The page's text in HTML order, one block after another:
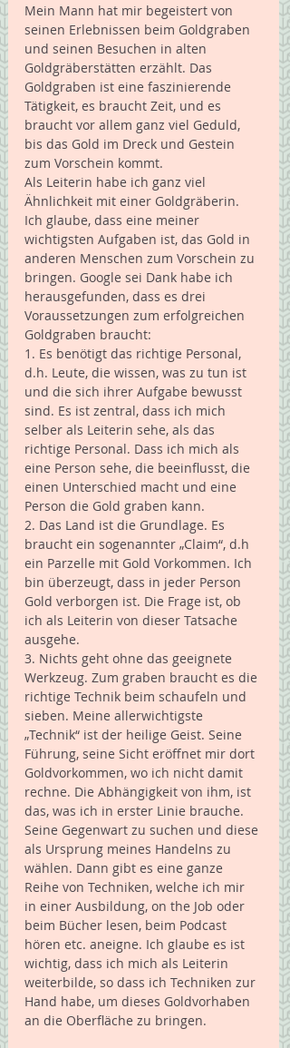
Mein Mann hat mir begeistert von
seinen Erlebnissen beim Goldgraben
und seinen Besuchen in alten
Goldgräberstätten erzählt. Das
Goldgraben ist eine faszinierende
Tätigkeit, es braucht Zeit, und es
braucht vor allem ganz viel Geduld,
bis das Gold im Dreck und Gestein
zum Vorschein kommt.
Als Leiterin habe ich ganz viel
Ähnlichkeit mit einer Goldgräberin.
Ich glaube, dass eine meiner
wichtigsten Aufgaben ist, das Gold in
anderen Menschen zum Vorschein zu
bringen. Google sei Dank habe ich
herausgefunden, dass es drei
Voraussetzungen zum erfolgreichen
Goldgraben braucht:
1. Es benötigt das richtige Personal,
d.h. Leute, die wissen, was zu tun ist
und die sich ihrer Aufgabe bewusst
sind. Es ist zentral, dass ich mich
selber als Leiterin sehe, als das
richtige Personal. Dass ich mich als
eine Person sehe, die beeinflusst, die
einen Unterschied macht und eine
Person die Gold graben kann.
2. Das Land ist die Grundlage. Es
braucht ein sogenannter „Claim“, d.h
ein Parzelle mit Gold Vorkommen. Ich
bin überzeugt, dass in jeder Person
Gold verborgen ist. Die Frage ist, ob
ich als Leiterin von dieser Tatsache
ausgehe.
3. Nichts geht ohne das geeignete
Werkzeug. Zum graben braucht es die
richtige Technik beim schaufeln und
sieben. Meine allerwichtigste
„Technik“ ist der heilige Geist. Seine
Führung, seine Sicht eröffnet mir dort
Goldvorkommen, wo ich nicht damit
rechne. Die Abhängigkeit von ihm, ist
das, was ich in erster Linie brauche.
Seine Gegenwart zu suchen und diese
als Ursprung meines Handelns zu
wählen. Dann gibt es eine ganze
Reihe von Techniken, welche ich mir
in einer Ausbildung, on the Job oder
beim Bücher lesen, beim Podcast
hören etc. aneigne. Ich glaube es ist
wichtig, dass ich mich als Leiterin
weiterbilde, so dass ich Techniken zur
Hand habe, um dieses Goldvorhaben
an die Oberfläche zu bringen.